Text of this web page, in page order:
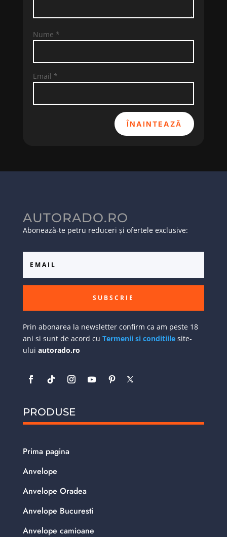
Nume *
Email *
ÎNAINTEAZĂ
AUTORADO.RO
Abonează-te petru reduceri și ofertele exclusive:
SUBSCRIE
Prin abonarea la newsletter confirm ca am peste 18
ani si sunt de acord cu Termenii si conditiilesite-
ului autorado.ro
PRODUSE
Prima pagina
Anvelope
Anvelope Oradea
Anvelope Bucuresti
Anvelope camioane